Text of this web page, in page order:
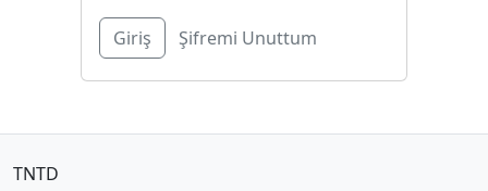
Şifremi Unuttum
TNTD